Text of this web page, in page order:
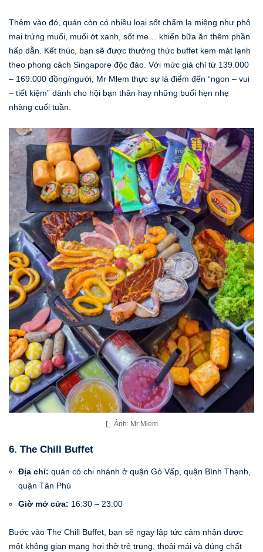
Thêm vào đó, quán còn có nhiều loại sốt chấm lạ miệng như phô
mai trứng muối, muối ớt xanh, sốt me… khiến bữa ăn thêm phần
hấp dẫn. Kết thúc, bạn sẽ được thưởng thức buffet kem mát lạnh
theo phong cách Singapore độc đáo. Với mức giá chỉ từ 139.000
– 169.000 đồng/người, Mr Mlem thực sự là điểm đến “ngon – vui
– tiết kiệm” dành cho hội bạn thân hay những buổi hẹn nhẹ
nhàng cuối tuần.
Ảnh: Mr Mlem
6. The Chill Buffet
Địa chỉ: quán có chi nhánh ở quận Gò Vấp, quận Bình Thạnh,
quận Tân Phú
Giờ mở cửa: 16:30 – 23:00
Bước vào The Chill Buffet, bạn sẽ ngay lập tức cảm nhận được
một không gian mang hơi thở trẻ trung, thoải mái và đúng chất